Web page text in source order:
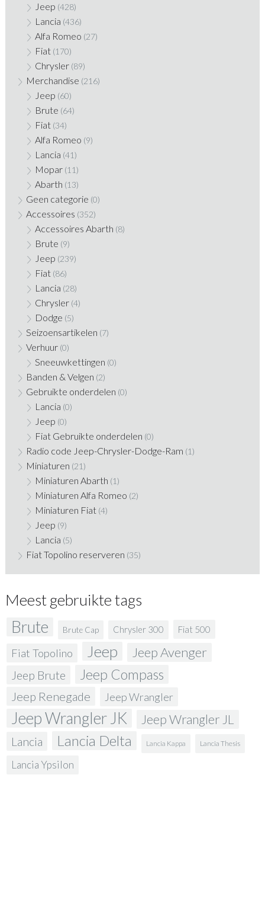
Jeep (428)
Lancia (436)
Alfa Romeo (27)
Fiat (170)
Chrysler (89)
Merchandise (216)
Jeep (60)
Brute (64)
Fiat (34)
Alfa Romeo (9)
Lancia (41)
Mopar (11)
Abarth (13)
Geen categorie (0)
Accessoires (352)
Accessoires Abarth (8)
Brute (9)
Jeep (239)
Fiat (86)
Lancia (28)
Chrysler (4)
Dodge (5)
Seizoensartikelen (7)
Verhuur (0)
Sneeuwkettingen (0)
Banden & Velgen (2)
Gebruikte onderdelen (0)
Lancia (0)
Jeep (0)
Fiat Gebruikte onderdelen (0)
Radio code Jeep-Chrysler-Dodge-Ram (1)
Miniaturen (21)
Miniaturen Abarth (1)
Miniaturen Alfa Romeo (2)
Miniaturen Fiat (4)
Jeep (9)
Lancia (5)
Fiat Topolino reserveren (35)
Meest gebruikte tags
Brute Brute Cap Chrysler 300 Fiat 500
Fiat Topolino Jeep Jeep Avenger
Jeep Brute Jeep Compass
Jeep Renegade Jeep Wrangler
Jeep Wrangler JK Jeep Wrangler JL
Lancia Lancia Delta Lancia Kappa Lancia Thesis
Lancia Ypsilon